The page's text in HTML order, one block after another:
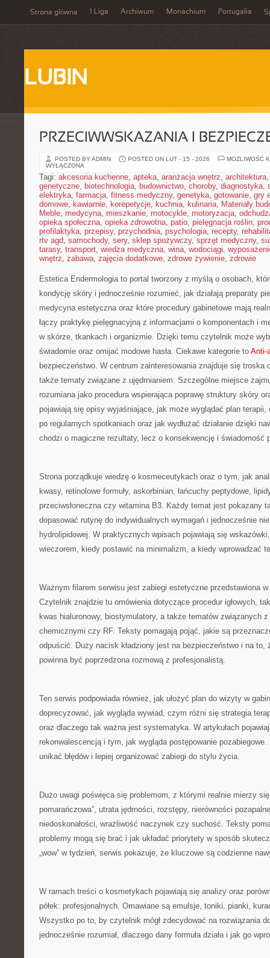
Strona główna 1 Liga Archiwum Monachium Portugalia
LUBIN
PRZECIWWSKAZANIA I
POSTED BY ADMIN POSTED ON LUT - 15 - 2026
MOŻLIWOŚĆ
WYŁĄCZONA
Tagi: akcesoria kuchenne, apteka, aranżacja wnętrz, architektura
genetyczne, biotechnologia, budownictwo, choroby, diagnostyka,
elektryka, farmacja, fitness medyczny, genetyka, gotowanie, gry
domowe, kawiarnie, korepetycje, kuchnia, kulinaria, Materiały
Meble, medycyna, mieszkanie, motocykle, motoryzacja,
opieka społeczna, opieka zdrowotna, patio, pielęgnacja roślin,
profilaktyka, przepisy, przychodnia, psychologia, recepty,
rtv agd, samochody, sery, sklep spożywczy, sprzęt medyczny,
tarasy, transport, wiedza medyczna, wina, wodociągi,
wnętrz, zabawa, zajęcia dodatkowe, zdrowe żywienie, zdrowie
Estetica Endermologia to portal tworzony z myślą o osobach,
kondycję skóry i jednocześnie rozumieć, jak działają preparaty
medycyna estetyczna oraz które procedury gabinetowe mają
łączy praktykę pielęgnacyjną z informacjami o komponentach i
w skórze, tkankach i organizmie. Dzięki temu czytelnik może
świadomie oraz omijać modowe hasła. Ciekawe kategorie to Anti-
bezpieczeństwo. W centrum zainteresowania znajduje się troska
także tematy związane z ujędrnianiem. Szczególne miejsce
rozumiana jako procedura wspierająca poprawę struktury skóry
pojawiają się opisy wyjaśniające, jak może wyglądać plan
po regularnych spotkaniach oraz jak wydłużać działanie dzięki
chodzi o magiczne rezultaty, lecz o konsekwencję i świadomość
Strona porządkuje wiedzę o kosmeceutykach oraz o tym, jak
kwasy, retinolowe formuły, askorbinian, łańcuchy peptydowe,
przeciwsłoneczna czy witamina B3. Każdy temat jest pokazany
dopasować rutynę do indywidualnych wymagań i jednocześnie
hydrolipidowej. W praktycznych wpisach pojawiają się
wieczorem, kiedy postawić na minimalizm, a kiedy wprowadzać
Ważnym filarem serwisu jest zabiegi estetyczne przedstawiona
Czytelnik znajdzie tu omówienia dotyczące procedur igłowych,
kwas hialuronowy, biostymulatory, a także tematów związanych z
chemicznymi czy RF. Teksty pomagają pojąć, jakie są
odpuścić. Duży nacisk kładziony jest na bezpieczeństwo i na to,
powinna być poprzedzona rozmową z profesjonalistą.
Ten serwis podpowiada również, jak ułożyć plan do wizyty w
doprecyzować, jak wygląda wywiad, czym różni się strategia
oraz dlaczego tak ważna jest systematyka. W artykułach
rekonwalescencją i tym, jak wygląda postępowanie
unikać błędów i lepiej organizować zabiegi do stylu życia.
Dużo uwagi poświęca się problemom, z którymi realnie mierzy
pomarańczowa”, utrata jędrności, rozstępy, nierówności
niedoskonałości, wrażliwość naczynek czy suchość. Teksty
problemy mogą się brać i jak układać priorytety w sposób
„wow” w tydzień, serwis pokazuje, że kluczowe są codzienne
W ramach treści o kosmetykach pojawiają się analizy oraz
półek: profesjonalnych. Omawiane są emulsje, toniki, pianki,
Wszystko po to, by czytelnik mógł zdecydować na rozwiązania
jednocześnie rozumiał, dlaczego dany formuła działa i jak go